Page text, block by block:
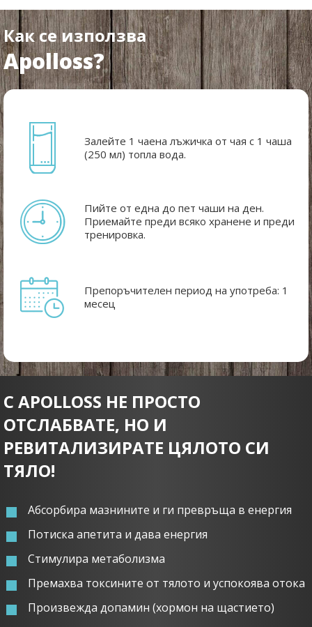
Как се използва
Apolloss?
Залейте 1 чаена лъжичка от чая с 1 чаша
(250 мл) топла вода.
Пийте от една до пет чаши на ден.
Приемайте преди всяко хранене и преди
тренировка.
Препоръчителен период на употреба: 1
месец
С APOLLOSS НЕ ПРОСТО
ОТСЛАБВАТЕ, НО И
РЕВИТАЛИЗИРАТЕ ЦЯЛОТО СИ
ТЯЛО!
Абсорбира мазнините и ги превръща в енергия
Потиска апетита и дава енергия
Стимулира метаболизма
Премахва токсините от тялото и успокоява отока
Произвежда допамин (хормон на щастието)